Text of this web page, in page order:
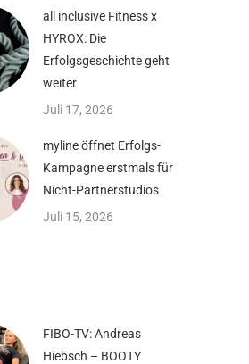
all inclusive Fitness x
HYROX: Die
Erfolgsgeschichte geht
weiter
Juli 17, 2026
myline öffnet Erfolgs-
Kampagne erstmals für
Nicht-Partnerstudios
Juli 15, 2026
FIBO-TV: Andreas
Hiebsch – BOOTY